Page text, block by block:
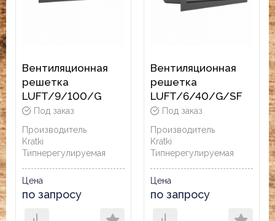
Вентиляционная
решетка
LUFT/9/100/G
Под заказ
Производитель
Kratki
Типнерегулируемая
Цена
по запросу
Вентиляционная
решетка
LUFT/6/40/G/SF
Под заказ
Производитель
Kratki
Типнерегулируемая
Цена
по запросу